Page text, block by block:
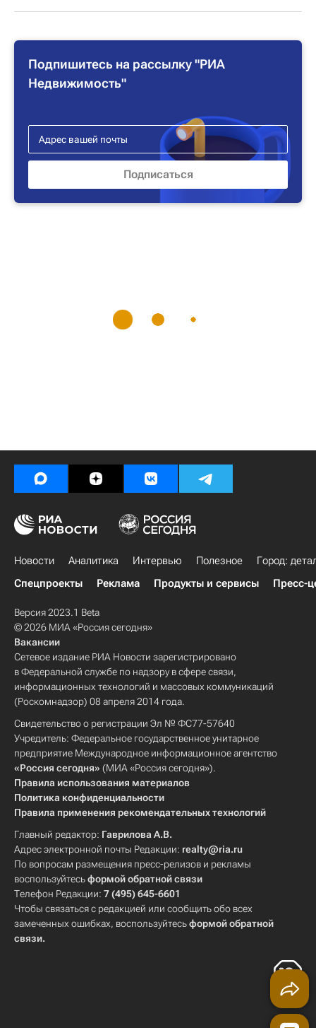
Подпишитесь на рассылку "РИА
Недвижимость"
Новости Аналитика Интервью Полезное
Город:
Спецпроекты
Реклама Продукты и сервисы Пресс-
Версия 2023.1 Beta
© 2026 МИА «Россия сегодня»
Вакансии
Сетевое издание РИА Новости зарегистрировано
в Федеральной службе по надзору в сфере связи,
информационных технологий и массовых коммуникаций
(Роскомнадзор) 08 апреля 2014 года.
Свидетельство о регистрации Эл № ФС77-57640
Учредитель: Федеральное государственное унитарное
предприятие Международное информационное агентство
«Россия сегодня» (МИА «Россия сегодня»).
Правила использования материалов
Политика конфиденциальности
Правила применения рекомендательных технологий
Главный редактор: Гаврилова А.В.
Адрес электронной почты Редакции: realty@ria.ru
По вопросам размещения пресс-релизов и рекламы
воспользуйтесьформой обратной связи
Телефон Редакции: 7 (495) 645-6601
Чтобы связаться с редакцией или сообщить обо всех
замеченных ошибках, воспользуйтесьформой обратной
связи.